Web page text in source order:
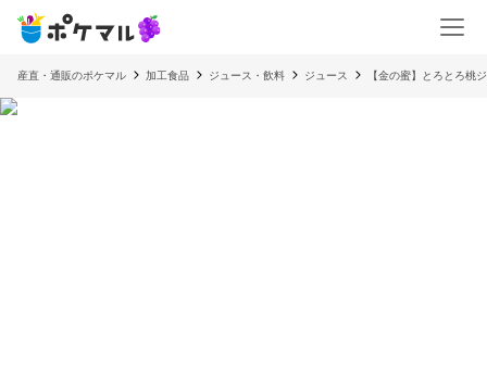
産直・通販のポケマル 加工食品 ジュース・飲料 ジュース 【金の蜜】とろとろ桃